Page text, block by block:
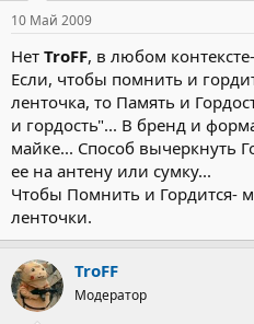
10 Май 2009
Нет TroFF, в любом
Если, чтобы помнить и
ленточка, то Память и
и гордость"... В бренд и
майке... Способ вычеркнуть
ее на антену или сумку...
Чтобы Помнить и Гордится-
ленточки.
TroFF
Модератор